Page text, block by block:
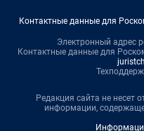
Контактные данные для
Электронный адрес
Контактные данные для
Редакция сайта не несет
информации,